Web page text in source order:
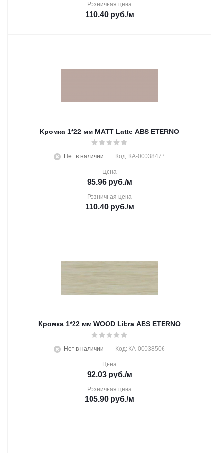
Розничная цена
110.40руб./м
Кромка 1*22 мм MATT Latte ABS ETERNO
Нет в наличии Код: КА-00038477
Цена
95.96руб./м
Розничная цена
110.40руб./м
Кромка 1*22 мм WOOD Libra ABS ETERNO
Нет в наличии Код: КА-00038506
Цена
92.03руб./м
Розничная цена
105.90 руб./м